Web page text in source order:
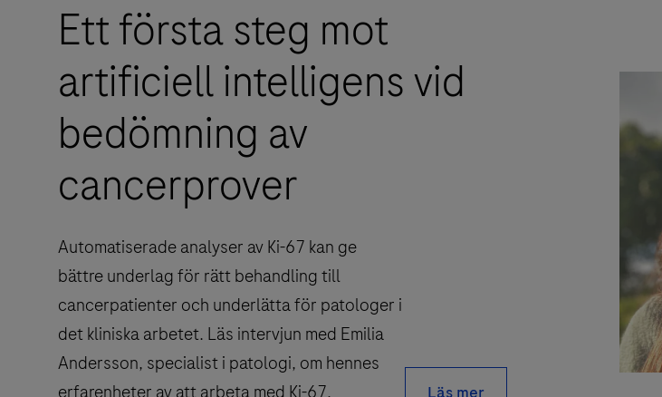
Ett första steg mot
artificiell intelligens vid
bedömning av
cancerprover
Automatiserade analyser av Ki-67 kan ge
bättre underlag för rätt behandling till
cancerpatienter och underlätta för patologer i
det kliniska arbetet. Läs intervjun med Emilia
Andersson, specialist i patologi, om hennes